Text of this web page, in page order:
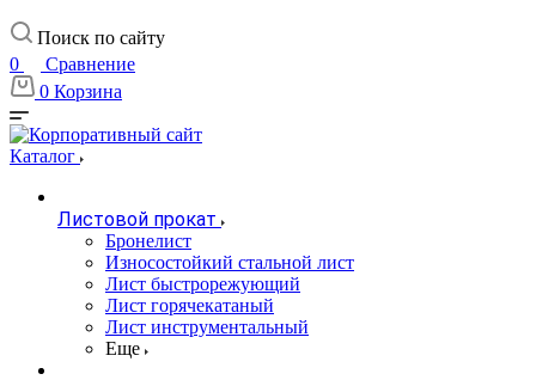
Поиск по сайту
0
Сравнение
0 Корзина
Каталог
Листовой прокат
Бронелист
Износостойкий стальной лист
Лист быстрорежующий
Лист горячекатаный
Лист инструментальный
Еще